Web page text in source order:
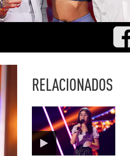
RELACIONADOS